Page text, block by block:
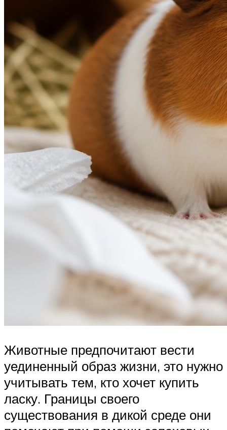
Животные предпочитают вести
уединенный образ жизни, это нужно
учитывать тем, кто хочет купить
ласку. Границы своего
существования в дикой среде они